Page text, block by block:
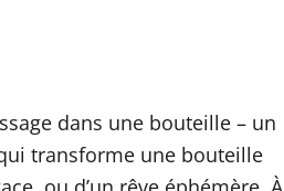
dans une bouteille – un
transforme une bouteille